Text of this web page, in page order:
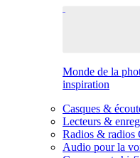
Monde de la
inspiration
Casques &
Lecteurs &
Radios & radios
Audio pour la